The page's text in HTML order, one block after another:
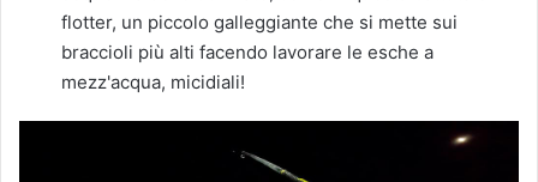
flotter, un piccolo galleggiante che si mette sui
braccioli più alti facendo lavorare le esche a
mezz'acqua, micidiali!